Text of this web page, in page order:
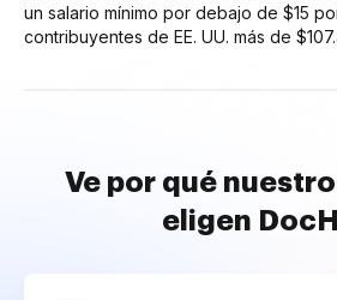
un salario mínimo por debajo de $15
contribuyentes de EE. UU. más de
Ve por qué
eligen